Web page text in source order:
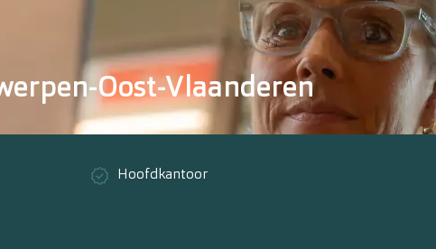
Oost-Vlaanderen
Hoofdkantoor